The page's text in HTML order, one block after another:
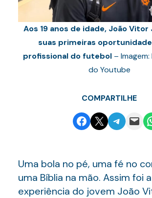
Aos 19 anos de idade, João
suas primeiras
profissional do futebol–
do Youtube
COMPARTILHE
Share on Facebook
Email this PageShare onEmail this
Uma bola no pé, uma fé no
uma Bíblia na mão. Assim foi
experiência do jovem João